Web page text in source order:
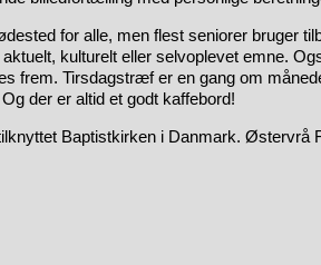
for alle, men flest seniorer bruger
kulturelt eller selvoplevet emne.
frem. Tirsdagstræf er en gang om
der er altid et godt kaffebord!
Baptistkirken i Danmark. Østervrå